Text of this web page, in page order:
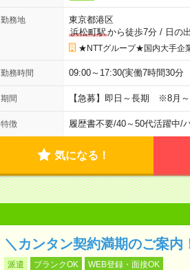
勤務地
東京都港区
浜松町駅から徒歩7分/ 日の
★NTTグループ★国内大手企
勤務時間 09:00～17:30(実働7時間30
期間 【急募】即日～長期 ※8月～
特徴 履歴書不要/40～50代活躍中/
気になる！
＼カンタン契約満期のご案内
派遣 ブランクOK WEB登録・面接OK